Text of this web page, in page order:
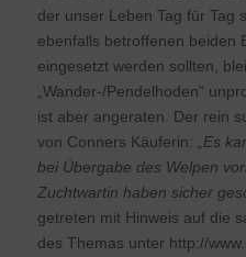
der unser Leben Tag für Tag
ebenfalls betroffenen beiden
eingesetzt werden sollten,
„Wander-/Pendelhoden“
ist aber angeraten. Der rein
von Conners Käuferin:
„Es
bei Übergabe des Welpen
Zuchtwartin haben sicher
getreten mit Hinweis auf die
des Themas unter http://